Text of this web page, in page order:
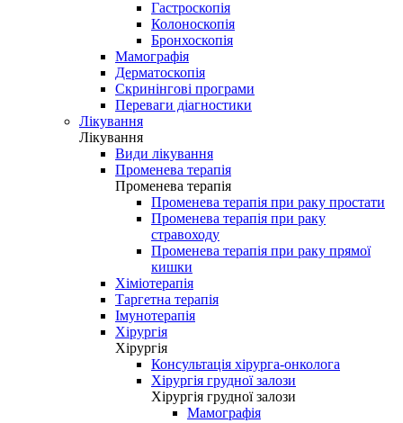
Гастроскопія
Колоноскопія
Бронхоскопія
Мамографія
Дерматоскопія
Скринінгові програми
Переваги діагностики
Лікування
Лікування
Види лікування
Променева терапія
Променева терапія
Променева терапія при раку простати
Променева терапія при раку
стравоходу
Променева терапія при раку прямої
кишки
Хіміотерапія
Таргетна терапія
Імунотерапія
Хірургія
Хірургія
Консультація хірурга-онколога
Хірургія грудної залози
Хірургія грудної залози
Мамографія